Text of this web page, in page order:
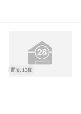
置顶, 13图